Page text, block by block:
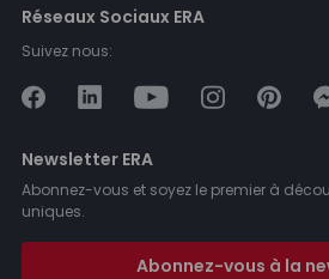
Réseaux Sociaux ERA
Suivez nous:
Newsletter ERA
Abonnez-vous et soyez le premier à
uniques.
Abonnez-vous à la